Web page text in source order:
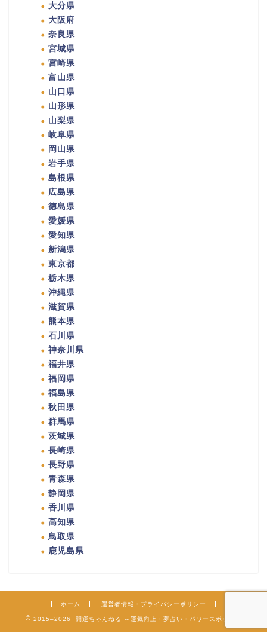
大分県
大阪府
奈良県
宮城県
宮崎県
富山県
山口県
山形県
山梨県
岐阜県
岡山県
岩手県
島根県
広島県
徳島県
愛媛県
愛知県
新潟県
東京都
栃木県
沖縄県
滋賀県
熊本県
石川県
神奈川県
福井県
福岡県
福島県
秋田県
群馬県
茨城県
長崎県
長野県
青森県
静岡県
香川県
高知県
鳥取県
鹿児島県
ホーム 運営者情報・プライバシーポリシー
2015–2026 開運ちゃんねる ～運気向上・夢占い・パワースポット～